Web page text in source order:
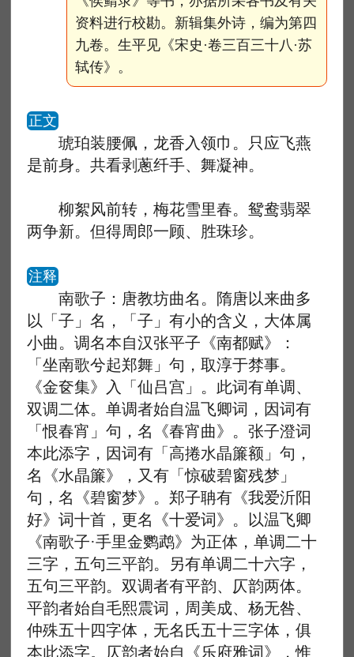
资料进行校勘。新辑集外诗，编为第四
九卷。生平见《宋史·卷三百三十八·苏
轼传》。
正文
琥珀装腰佩，龙香入领巾。只应飞燕
是前身。共看剥蔥纤手、舞凝神。
柳絮风前转，梅花雪里春。鸳鸯翡翠
两争新。但得周郎一顾、胜珠珍。
注释
南歌子：唐教坊曲名。隋唐以来曲多
以「子」名，「子」有小的含义，大体属
小曲。调名本自汉张平子《南都赋》：
「坐南歌兮起郑舞」句，取淳于棼事。
《金奁集》入「仙吕宫」。此词有单调、
双调二体。单调者始自温飞卿词，因词有
「恨春宵」句，名《春宵曲》。张子澄词
本此添字，因词有「高捲水晶簾额」句，
名《水晶簾》，又有「惊破碧窗残梦」
句，名《碧窗梦》。郑子聃有《我爱沂阳
好》词十首，更名《十爱词》。以温飞卿
《南歌子·手里金鹦鹉》为正体，单调二十
三字，五句三平韵。另有单调二十六字，
五句三平韵。双调者有平韵、仄韵两体。
平韵者始自毛熙震词，周美成、杨无咎、
仲殊五十四字体，无名氏五十三字体，俱
本此添字。仄韵者始自《乐府雅词》，惟